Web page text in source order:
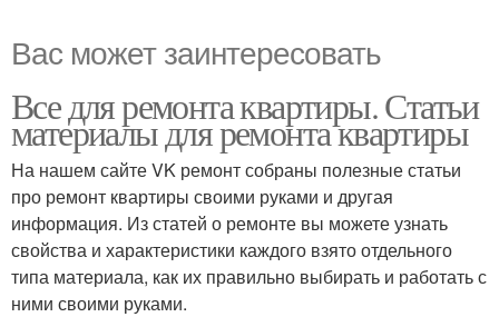
Вас может заинтересовать
Все для ремонта квартиры. Статьи
материалы для ремонта квартиры
На нашем сайте VK ремонт собраны полезные статьи
про ремонт квартиры своими руками и другая
информация. Из статей о ремонте вы можете узнать
свойства и характеристики каждого взято отдельного
типа материала, как их правильно выбирать и работать с
ними своими руками.